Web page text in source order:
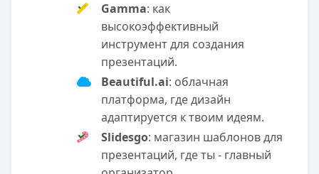
Gamma: как
высокоэффективный
инструмент для создания
презентаций.
Beautiful.ai: облачная
платформа, где дизайн
адаптируется к твоим идеям.
Slidesgo: магазин шаблонов для
презентаций, где ты - главный